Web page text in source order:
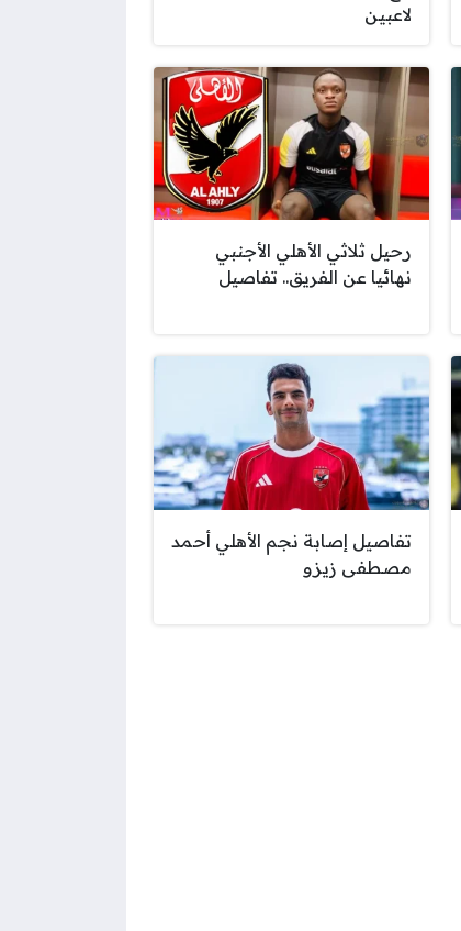
لاعبين
رحيل ثلاثي الأهلي الأجنبي
نهائيا عن الفريق.. تفاصيل
تفاصيل إصابة نجم الأهلي أحمد
مصطفى زيزو